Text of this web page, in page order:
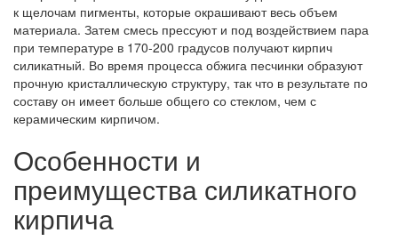
к щелочам пигменты, которые окрашивают весь объем
материала. Затем смесь прессуют и под воздействием пара
при температуре в 170-200 градусов получают кирпич
силикатный. Во время процесса обжига песчинки образуют
прочную кристаллическую структуру, так что в результате по
составу он имеет больше общего со стеклом, чем с
керамическим кирпичом.
Особенности и
преимущества силикатного
кирпича